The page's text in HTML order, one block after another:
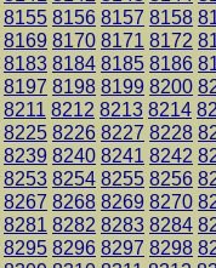
8155 8156 8157 8158
8169 8170 8171 8172
8183 8184 8185 8186
8197 8198 8199 8200
8211 8212 8213 8214
8225 8226 8227 8228
8239 8240 8241 8242
8253 8254 8255 8256
8267 8268 8269 8270
8281 8282 8283 8284
8295 8296 8297 8298